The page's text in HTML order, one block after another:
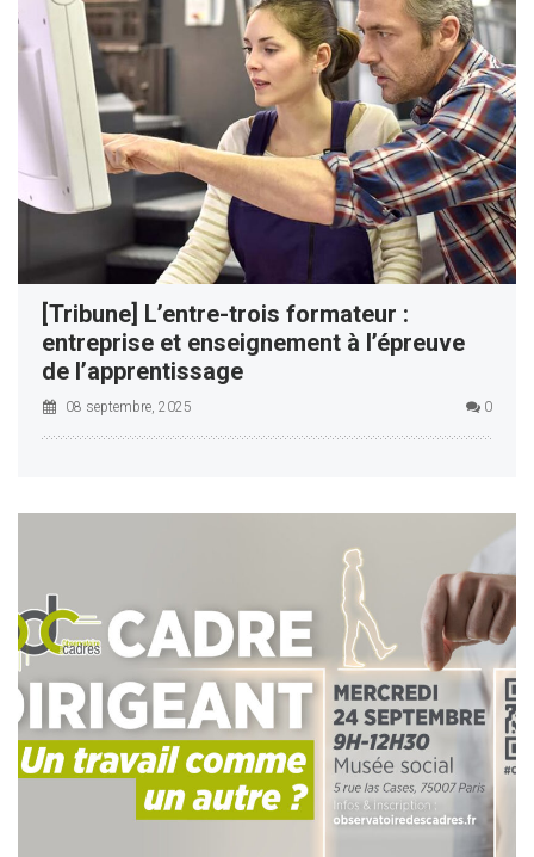
[Tribune] L’entre-trois formateur :
entreprise et enseignement à l’épreuve
de l’apprentissage
08 septembre, 2025 0